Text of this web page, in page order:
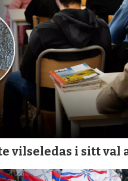
vilseledas i sitt val